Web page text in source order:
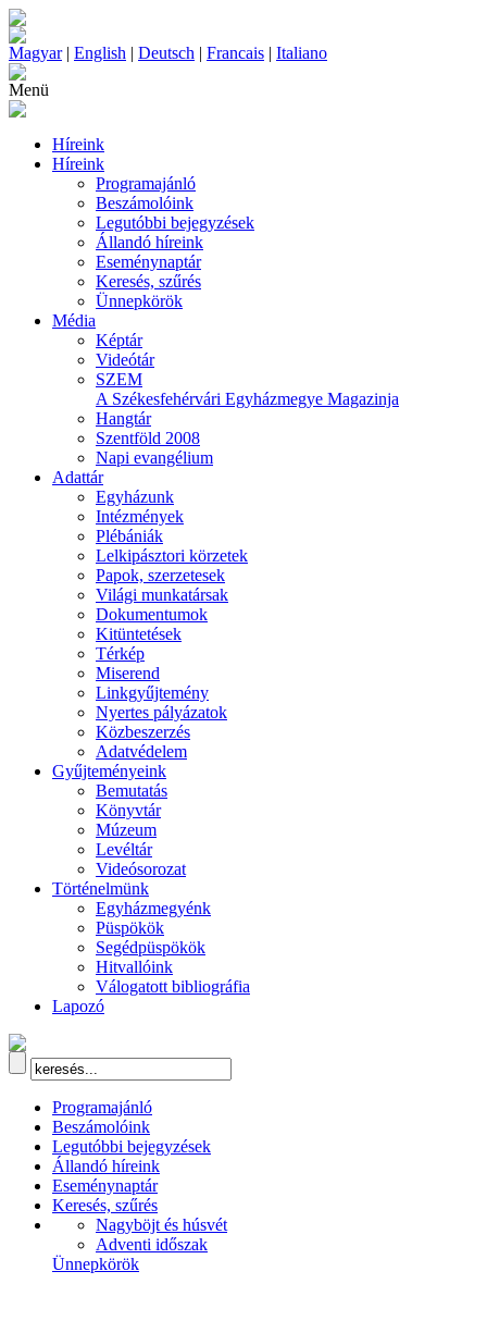
Magyar| English | Deutsch | Francais | Italiano
Menü
Híreink
Híreink
Programajánló
Beszámolóink
Legutóbbi bejegyzések
Állandó híreink
Eseménynaptár
Keresés, szűrés
Ünnepkörök
Média
Képtár
Videótár
SZEM
A Székesfehérvári Egyházmegye Magazinja
Hangtár
Szentföld 2008
Napi evangélium
Adattár
Egyházunk
Intézmények
Plébániák
Lelkipásztori körzetek
Papok, szerzetesek
Világi munkatársak
Dokumentumok
Kitüntetések
Térkép
Miserend
Linkgyűjtemény
Nyertes pályázatok
Közbeszerzés
Adatvédelem
Gyűjteményeink
Bemutatás
Könyvtár
Múzeum
Levéltár
Videósorozat
Történelmünk
Egyházmegyénk
Püspökök
Segédpüspökök
Hitvallóink
Válogatott bibliográfia
Lapozó
Programajánló
Beszámolóink
Legutóbbi bejegyzések
Állandó híreink
Eseménynaptár
Keresés, szűrés
Nagyböjt és húsvét
Adventi időszak
Ünnepkörök